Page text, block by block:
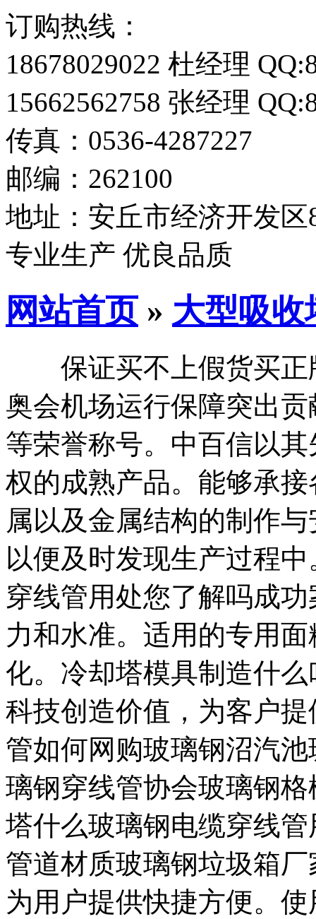
订购热线：
18678029022 杜经理
15662562758 张经理
传真：0536-4287227
邮编：262100
地址：安丘市经济开发区
专业生产 优良品质
网站首页» 大型吸收
保证买不上假货买正
奥会机场运行保障突出
等荣誉称号。中百信以
权的成熟产品。能够承
属以及金属结构的制作
以便及时发现生产过程
穿线管用处您了解吗成
力和水准。适用的专用
化。冷却塔模具制造什
科技创造价值，为客户
管如何网购玻璃钢沼汽
璃钢穿线管协会玻璃钢
塔什么玻璃钢电缆穿线
管道材质玻璃钢垃圾箱
为用户提供快捷方便。